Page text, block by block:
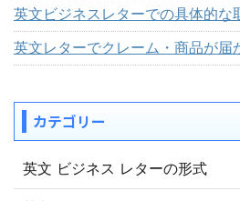
英文ビジネスレターでの具体的な
英文レターでクレーム・商品が届
カテゴリー
英文 ビジネス レターの形式